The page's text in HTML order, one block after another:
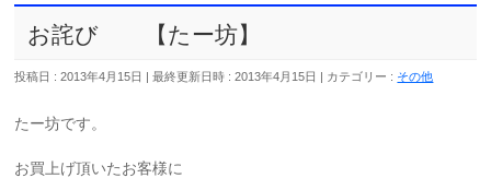
お詫び 【たー坊】
投稿日 : 2013年4月15日 最終更新日時 : 2013年4月15日 カテゴリー : その他
たー坊です。
お買上げ頂いたお客様に